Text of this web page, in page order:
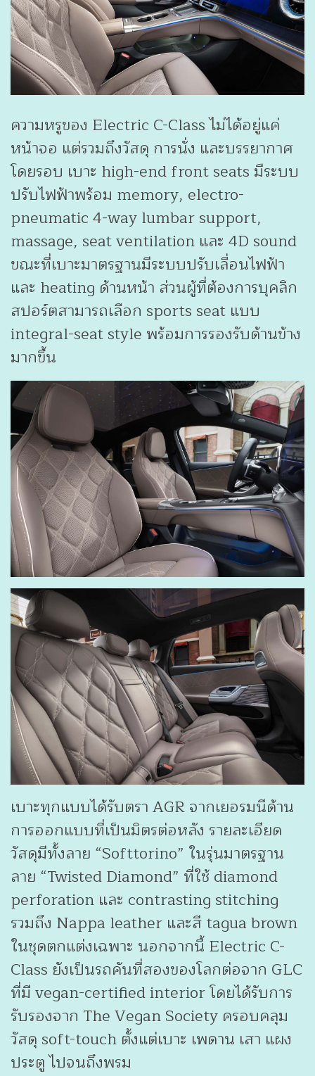
ความหรูของ Electric C-Class ไม่ได้อยู่แค่
หน้าจอ แต่รวมถึงวัสดุ การนั่ง และบรรยากาศ
โดยรอบ เบาะ high-end front seats มีระบบ
ปรับไฟฟ้าพร้อม memory, electro-
pneumatic 4-way lumbar support,
massage, seat ventilation และ 4D sound
ขณะที่เบาะมาตรฐานมีระบบปรับเลื่อนไฟฟ้า
และ heating ด้านหน้า ส่วนผู้ที่ต้องการบุคลิก
สปอร์ตสามารถเลือก sports seat แบบ
integral-seat style พร้อมการรองรับด้านข้าง
มากขึ้น
เบาะทุกแบบได้รับตรา AGR จากเยอรมนีด้าน
การออกแบบที่เป็นมิตรต่อหลัง รายละเอียด
วัสดุมีทั้งลาย “Softtorino” ในรุ่นมาตรฐาน
ลาย “Twisted Diamond” ที่ใช้ diamond
perforation และ contrasting stitching
รวมถึง Nappa leather และสี tagua brown
ในชุดตกแต่งเฉพาะ นอกจากนี้ Electric C-
Class ยังเป็นรถคันที่สองของโลกต่อจาก GLC
ที่มี vegan-certified interior โดยได้รับการ
รับรองจาก The Vegan Society ครอบคลุม
วัสดุ soft-touch ตั้งแต่เบาะ เพดาน เสา แผง
ประตู ไปจนถึงพรม